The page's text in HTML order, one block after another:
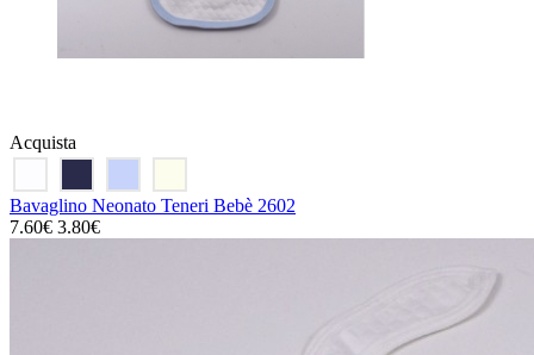
Acquista
Bavaglino Neonato Teneri Bebè 2602
7.60€ 3.80€